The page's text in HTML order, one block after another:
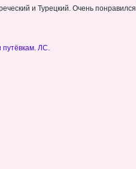
и Турецкий. Очень понравился
путёвкам. ЛС.